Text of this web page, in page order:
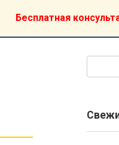
Бесплатная